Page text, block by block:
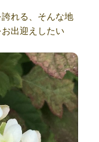
れる、そんな地
出迎えしたい